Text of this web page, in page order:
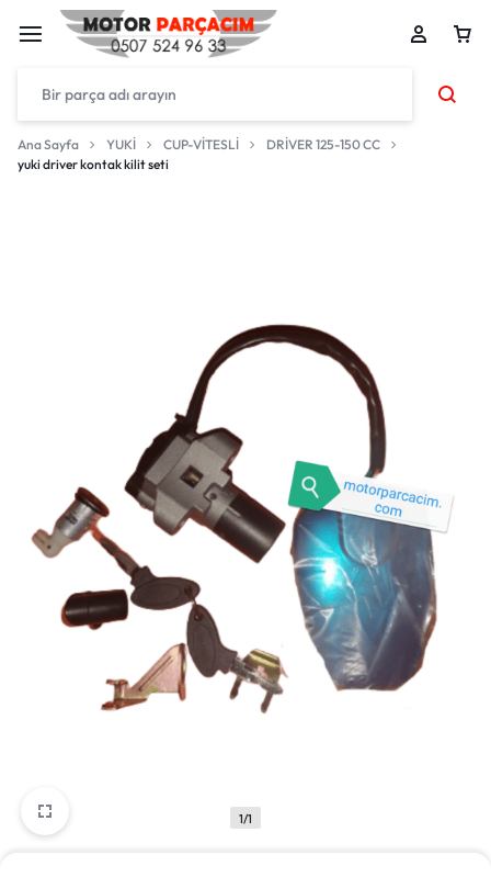
Ana Sayfa YUKİ CUP-VİTESLİ
DRİVER 125-150 CC
yuki driver kontak kilit seti
1/1